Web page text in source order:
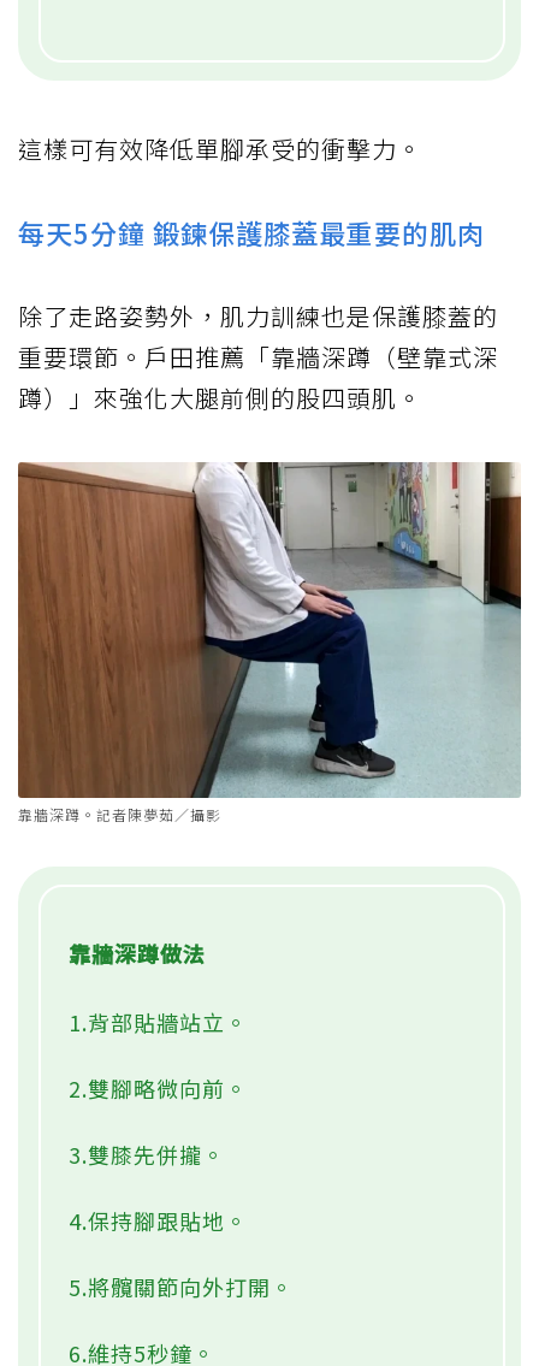
這樣可有效降低單腳承受的衝擊力。
每天5分鐘 鍛鍊保護膝蓋最重要的肌肉
除了走路姿勢外，肌力訓練也是保護膝蓋的
重要環節。戶田推薦「靠牆深蹲（壁靠式深
蹲）」來強化大腿前側的股四頭肌。
靠牆深蹲。記者陳夢茹／攝影
靠牆深蹲做法
1.背部貼牆站立。
2.雙腳略微向前。
3.雙膝先併攏。
4.保持腳跟貼地。
5.將髖關節向外打開。
6.維持5秒鐘。